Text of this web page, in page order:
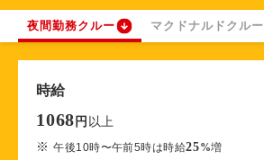
夜間勤務クルー マクドナルドクルー
時給
1068 円 以上
※午後10時〜午前5時は時給25%増